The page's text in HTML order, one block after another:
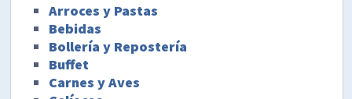
Arroces y Pastas
Bebidas
Bollería y Repostería
Buffet
Carnes y Aves